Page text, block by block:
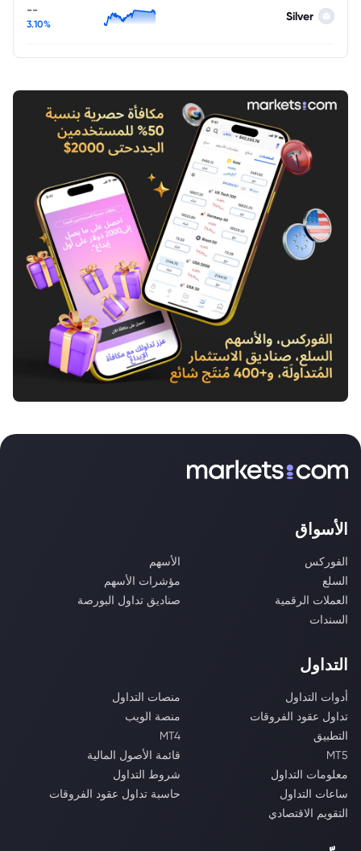
Silver
--
3.10%
الأسواق
الفوركس
الأسهم
السلع
مؤشرات الأسهم
العملات الرقمية
صناديق تداول البورصة
السندات
التداول
أدوات التداول
منصات التداول
تداول عقود الفروقات
منصة الويب
التطبيق
MT4
MT5
قائمة الأصول المالية
معلومات التداول
شروط التداول
ساعات التداول
حاسبة تداول عقود الفروقات
التقويم الاقتصادي